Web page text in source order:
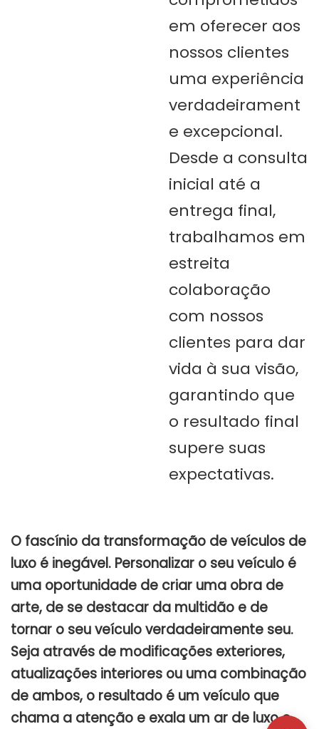
em oferecer aos
nossos clientes
uma experiência
verdadeirament
e excepcional.
Desde a consulta
inicial até a
entrega final,
trabalhamos em
estreita
colaboração
com nossos
clientes para dar
vida à sua visão,
garantindo que
o resultado final
supere suas
expectativas.
O fascínio da transformação de veículos de
luxo é inegável. Personalizar o seu veículo é
uma oportunidade de criar uma obra de
arte, de se destacar da multidão e de
tornar o seu veículo verdadeiramente seu.
Seja através de modificações exteriores,
atualizações interiores ou uma combinação
de ambos, o resultado é um veículo que
chama a atenção e exala um ar de luxo e